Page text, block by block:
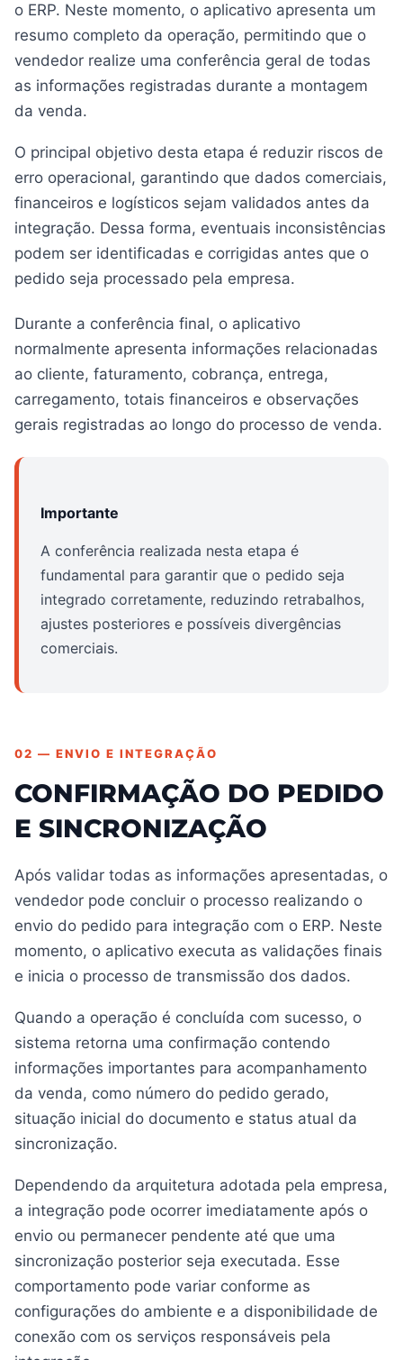
o ERP. Neste momento, o aplicativo apresenta um
resumo completo da operação, permitindo que o
vendedor realize uma conferência geral de todas
as informações registradas durante a montagem
da venda.
O principal objetivo desta etapa é reduzir riscos de
erro operacional, garantindo que dados comerciais,
financeiros e logísticos sejam validados antes da
integração. Dessa forma, eventuais inconsistências
podem ser identificadas e corrigidas antes que o
pedido seja processado pela empresa.
Durante a conferência final, o aplicativo
normalmente apresenta informações relacionadas
ao cliente, faturamento, cobrança, entrega,
carregamento, totais financeiros e observações
gerais registradas ao longo do processo de venda.
Importante
A conferência realizada nesta etapa é
fundamental para garantir que o pedido seja
integrado corretamente, reduzindo retrabalhos,
ajustes posteriores e possíveis divergências
comerciais.
02 — ENVIO E INTEGRAÇÃO
CONFIRMAÇÃO DO PEDIDO
E SINCRONIZAÇÃO
Após validar todas as informações apresentadas, o
vendedor pode concluir o processo realizando o
envio do pedido para integração com o ERP. Neste
momento, o aplicativo executa as validações finais
e inicia o processo de transmissão dos dados.
Quando a operação é concluída com sucesso, o
sistema retorna uma confirmação contendo
informações importantes para acompanhamento
da venda, como número do pedido gerado,
situação inicial do documento e status atual da
sincronização.
Dependendo da arquitetura adotada pela empresa,
a integração pode ocorrer imediatamente após o
envio ou permanecer pendente até que uma
sincronização posterior seja executada. Esse
comportamento pode variar conforme as
configurações do ambiente e a disponibilidade de
conexão com os serviços responsáveis pela